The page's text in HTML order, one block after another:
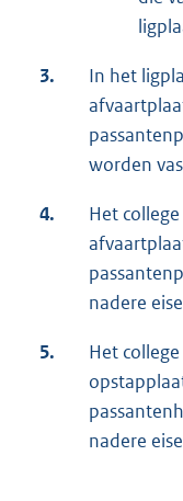
3.
In het
worden
4.
Het
nadere
5.
Het
nadere